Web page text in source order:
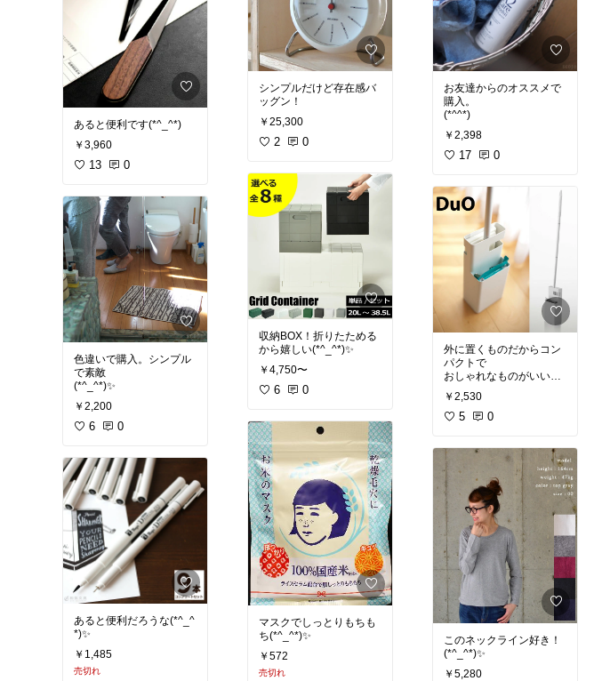
あると便利です(*^_^*)
￥3,960
13 0
色違いで購入。シンプル
で素敵
(*^_^*)✨
￥2,200
6 0
あると便利だろうな(*^_^
*)✨
￥1,485
売切れ
シンプルだけど存在感バ
ッグン！
￥25,300
2 0
収納BOX！折りたためる
から嬉しい(*^_^*)✨
￥4,750〜
6 0
マスクでしっとりもちも
ち(*^_^*)✨
￥572
売切れ
お友達からのオススメで
購入。
(*^^*)
￥2,398
17 0
外に置くものだからコン
パクトで
おしゃれなものがいい！
(*^_^*)✨
￥2,530
5 0
このネックライン好き！
(*^_^*)✨
￥5,280